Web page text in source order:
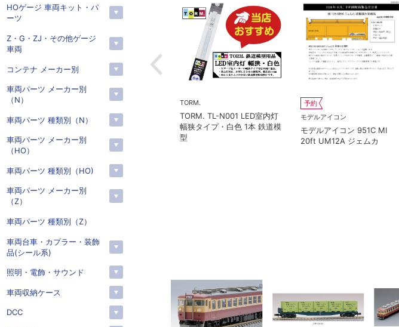
MICROACE(マイクロエース)
急2100系 5次車 アルファ・
リゾート21 登場時 8両セッ
KATO(カトー）
カトー 2024-1 C57 1
KATO(カトー）
カトー 10-2236 京王帝都電
鉄5100系 冷房改造車 増結3
HOゲージ 車両キット・パ
ーツ
Z・G・ZJ・その他ゲージ
車両
コンテナ メーカー別
車両パーツ メーカー別
（N）
車両パーツ 種類別（N）
車両パーツ メーカー別
（HO）
車両パーツ 種類別（HO)
車両パーツ メーカー別
（Z）
車両パーツ 種類別（Z）
車両台車・カプラー・装飾
品(シール系)
照明・電飾・サウンド
車両収納ケース
DCC